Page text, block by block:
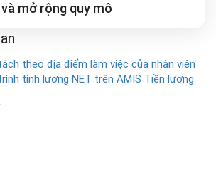
và mở rộng quy mô
theo địa điểm làm việc của nhân viên
tính lương NET trên AMIS Tiền lương